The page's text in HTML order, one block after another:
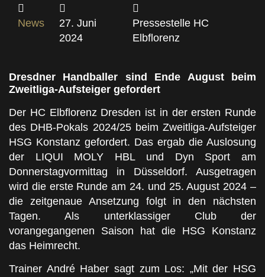
News
27. Juni
2024
Pressestelle HC
Elbflorenz
Dresdner Handballer sind Ende August beim
Zweitliga-Aufsteiger gefordert
Der HC Elbflorenz Dresden ist in der ersten Runde
des DHB-Pokals 2024/25 beim Zweitliga-Aufsteiger
HSG Konstanz gefordert. Das ergab die Auslosung
der LIQUI MOLY HBL und Dyn Sport am
Donnerstagvormittag in Düsseldorf. Ausgetragen
wird die erste Runde am 24. und 25. August 2024 –
die zeitgenaue Ansetzung folgt in den nächsten
Tagen. Als unterklassiger Club der
vorangegangenen Saison hat die HSG Konstanz
das Heimrecht.
Trainer André Haber sagt zum Los: „Mit der HSG